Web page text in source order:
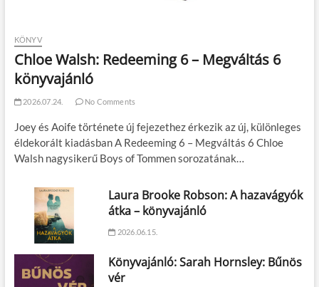
KÖNYV
Chloe Walsh: Redeeming 6 – Megváltás 6
könyvajánló
2026.07.24. No Comments
Joey és Aoife története új fejezethez érkezik az új, különleges
éldekorált kiadásban A Redeeming 6 – Megváltás 6 Chloe
Walsh nagysikerű Boys of Tommen sorozatának…
Laura Brooke Robson: A hazavágyók
átka – könyvajánló
2026.06.15.
Könyvajánló: Sarah Hornsley: Bűnös
vér